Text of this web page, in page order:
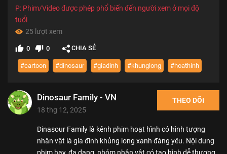
P: Phim/Video được phép phổ biến đến người xem ở mọi độ
tuổi
25 lượt xem
0 0 CHIA SẺ
#cartoon #dinosaur #giadinh #khunglong #hoathinh
Dinosaur Family - VN
18 thg 12, 2025
THEO DÕI
Dinasour Family là kênh phim hoạt hình có hình tượng
nhân vật là gia đình khủng long xanh đáng yêu. Nội dung